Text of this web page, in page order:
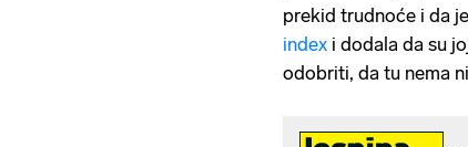
prekid trudnoće i da
index i dodala da su
odobriti, da tu nema